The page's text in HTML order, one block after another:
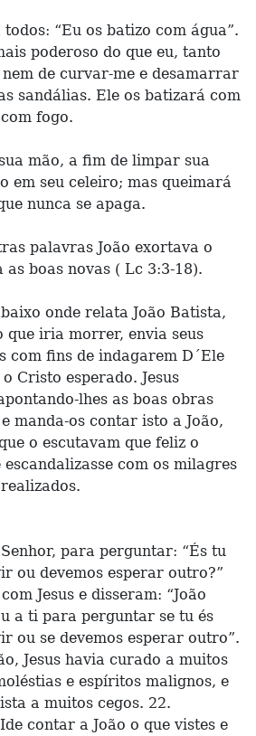
todos: “Eu os batizo com água”.
poderoso do que eu, tanto
de curvar-me e desamarrar
sandálias. Ele os batizará com
fogo.
mão, a fim de limpar sua
em seu celeiro; mas queimará
nunca se apaga.
palavras João exortava o
as boas novas ( Lc 3:3-18).
onde relata João Batista,
que iria morrer, envia seus
com fins de indagarem D´Ele
Cristo esperado. Jesus
lhes as boas obras
manda-os contar isto a João,
o escutavam que feliz o
escandalizasse com os milagres
para perguntar: “És tu
ou devemos esperar outro?”
Jesus e disseram: “João
a ti para perguntar se tu és
ou se devemos esperar outro”.
Jesus havia curado a muitos
e espíritos malignos, e
a muitos cegos. 22.
contar a João o que vistes e